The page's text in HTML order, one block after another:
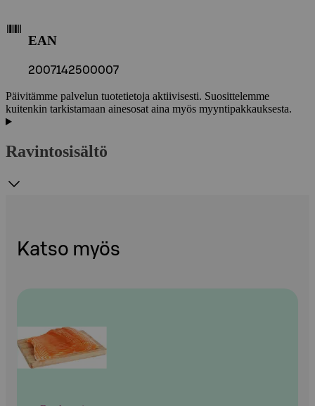
EAN
2007142500007
Päivitämme palvelun tuotetietoja aktiivisesti. Suosittelemme
kuitenkin tarkistamaan ainesosat aina myös myyntipakkauksesta.
Ravintosisältö
Katso myös